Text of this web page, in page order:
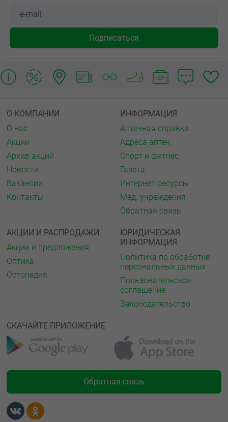
О КОМПАНИИ
О нас
Акции
Архив акций
Новости
Вакансии
Контакты
ИНФОРМАЦИЯ
Аптечная справка
Адреса аптек
Спорт и фитнес
Газета
Интернет ресурсы
Мед. учреждения
Обратная связь
АКЦИИ И РАСПРОДАЖИ
Акции и предложения
Оптика
Ортопедия
ЮРИДИЧЕСКАЯ
ИНФОРМАЦИЯ
Политика по обработке
персональных данных
Пользовательское
соглашение
Законодательство
СКАЧАЙТЕ ПРИЛОЖЕНИЕ
Обратная связь